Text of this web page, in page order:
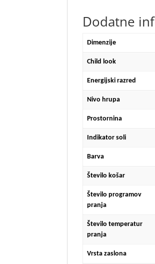
Dodatne
Dimenzije
Child look
Energijski razred
Nivo hrupa
Prostornina
Indikator soli
Barva
Število košar
Število programov
pranja
Število temperatur
pranja
Vrsta zaslona